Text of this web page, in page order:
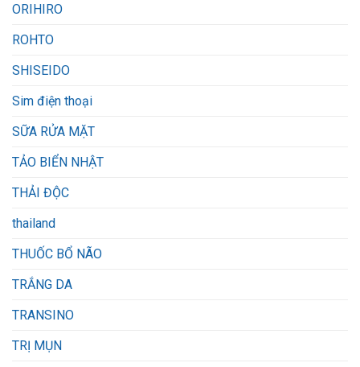
ORIHIRO
ROHTO
SHISEIDO
Sim điện thoại
SỮA RỬA MẶT
TẢO BIỂN NHẬT
THẢI ĐỘC
thailand
THUỐC BỔ NÃO
TRẮNG DA
TRANSINO
TRỊ MỤN